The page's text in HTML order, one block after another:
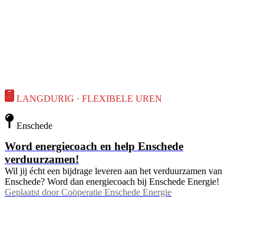
LANGDURIG · FLEXIBELE UREN
Enschede
Word energiecoach en help Enschede
verduurzamen!
Wil jij écht een bijdrage leveren aan het verduurzamen van
Enschede? Word dan energiecoach bij Enschede Energie!
Geplaatst door Coöperatie Enschede Energie